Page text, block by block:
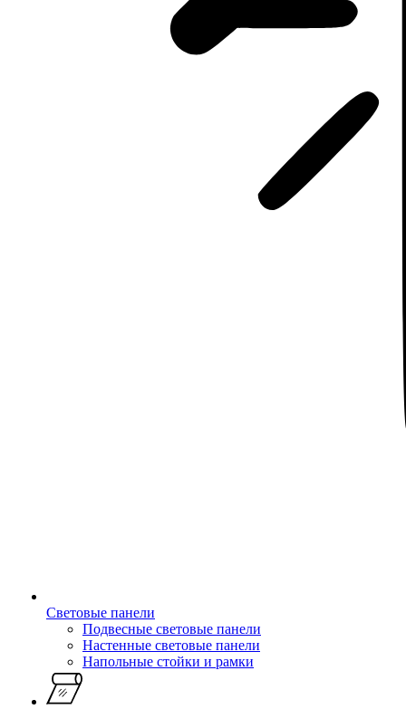
Световые панели
Подвесные световые панели
Настенные световые панели
Напольные стойки и рамки